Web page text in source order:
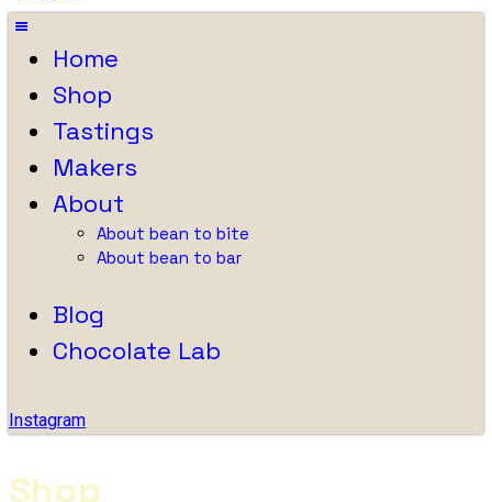
Home
Shop
Tastings
Makers
About
About bean to bite
About bean to bar
Blog
Chocolate Lab
Instagram
Shop